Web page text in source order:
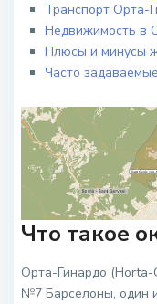
Транспорт Орта-
Недвижимость в
Плюсы и минусы
Часто
Что такое
Орта-Гинардо
№7 Барселоны, один